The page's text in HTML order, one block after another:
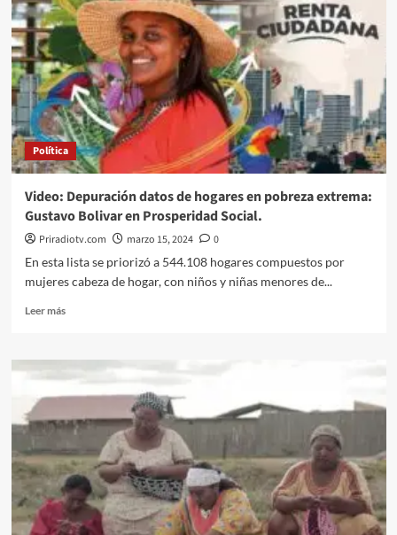
primer
tanque
pensamiento
ambiental
Política
Video: Depuración datos de hogares en pobreza extrema:
Gustavo Bolivar en Prosperidad Social.
Priradiotv.com marzo 15, 2024
0
En esta lista se priorizó a 544.108 hogares compuestos por
mujeres cabeza de hogar, con niños y niñas menores de...
Leer másLeer
Video:
hogares
pobreza
extrema:
Gustavo
Bolivar
en